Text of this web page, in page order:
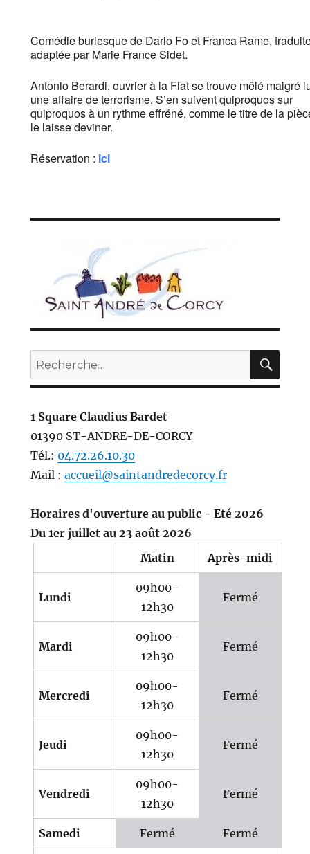
Comédie burlesque de Dario Fo et Franca Rame,
adaptée par Marie France Sidet.
Antonio Berardi, ouvrier à la Fiat se trouve mêlé malgré
une affaire de terrorisme. S’en suivent quiproquos sur
quiproquos à un rythme effréné, comme le titre de la
le laisse deviner.
Réservation : ici
Recherche
pour :
1 Square Claudius Bardet
01390 ST-ANDRE-DE-CORCY
Tél.: 04.72.26.10.30
Mail : accueil@saintandredecorcy.fr
Horaires d'ouverture au public - Eté 2026
Du 1er juillet au 23 août 2026
Matin
Après-midi
Lundi
09h00-
12h30
Fermé
Mardi
09h00-
12h30
Fermé
Mercredi
09h00-
12h30
Fermé
Jeudi
09h00-
12h30
Fermé
Vendredi
09h00-
12h30
Fermé
Samedi Fermé Fermé